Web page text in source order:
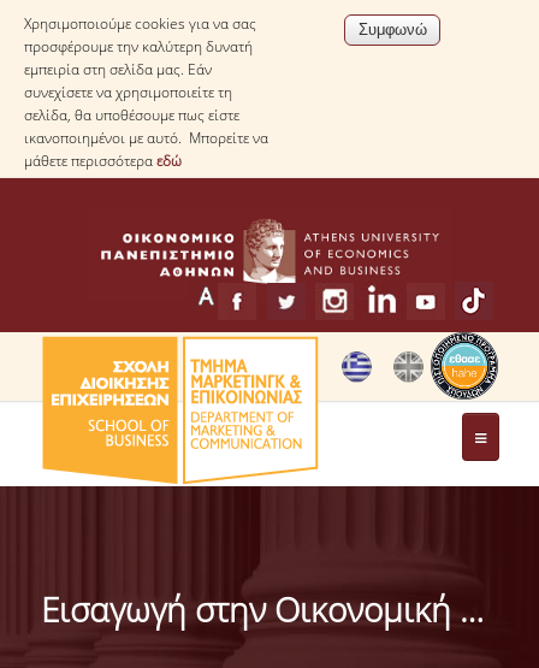
Χρησιμοποιούμε cookies για να σας
προσφέρουμε την καλύτερη δυνατή
εμπειρία στη σελίδα μας. Εάν
συνεχίσετε να χρησιμοποιείτε τη
σελίδα, θα υποθέσουμε πως είστε
ικανοποιημένοι με αυτό. Μπορείτε να
μάθετε περισσότεραεδώ
ΤΟ ΤΜΗΜΑ
ΜΑΡΚΕΤΙΝΓΚ & ΕΠΙΚΟΙΝΩΝΙΑ
ΟΡΑΜΑ, ΑΠΟΣΤΟΛΗ, ΑΞΙΕΣ, ΙΣΤΟΡΙΑ ΤΟΥ
Εισαγωγή στην Οικονομική Ανάλυση ΙΙ